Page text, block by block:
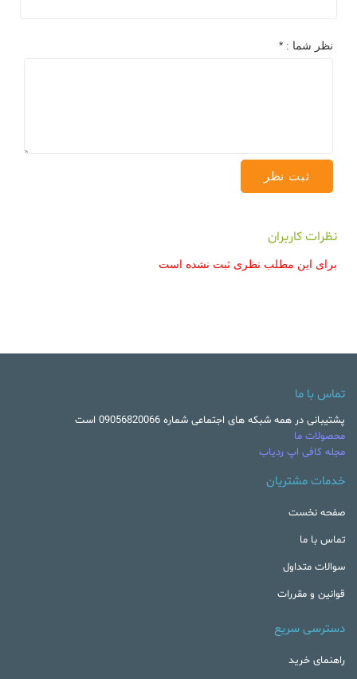
نظر شما : *
نظرات کاربران
برای این مطلب نظری ثبت نشده است
تماس با ما
پشتیبانی در همه شبکه های اجتماعی شماره 09056820066 است
محصولات ما
مجله کافی اپ ردیاب
خدمات مشتریان
صفحه نخست
تماس با ما
سوالات متداول
قوانین و مقررات
دسترسی سریع
راهنمای خرید